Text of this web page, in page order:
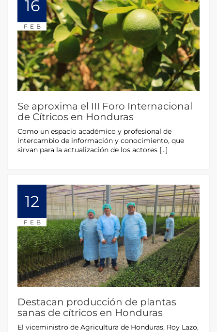
16
FEB
Se aproxima el III Foro Internacional
de Cítricos en Honduras
Como un espacio académico y profesional de
intercambio de información y conocimiento, que
sirvan para la actualización de los actores […]
12
FEB
Destacan producción de plantas
sanas de cítricos en Honduras
El viceministro de Agricultura de Honduras, Roy Lazo,